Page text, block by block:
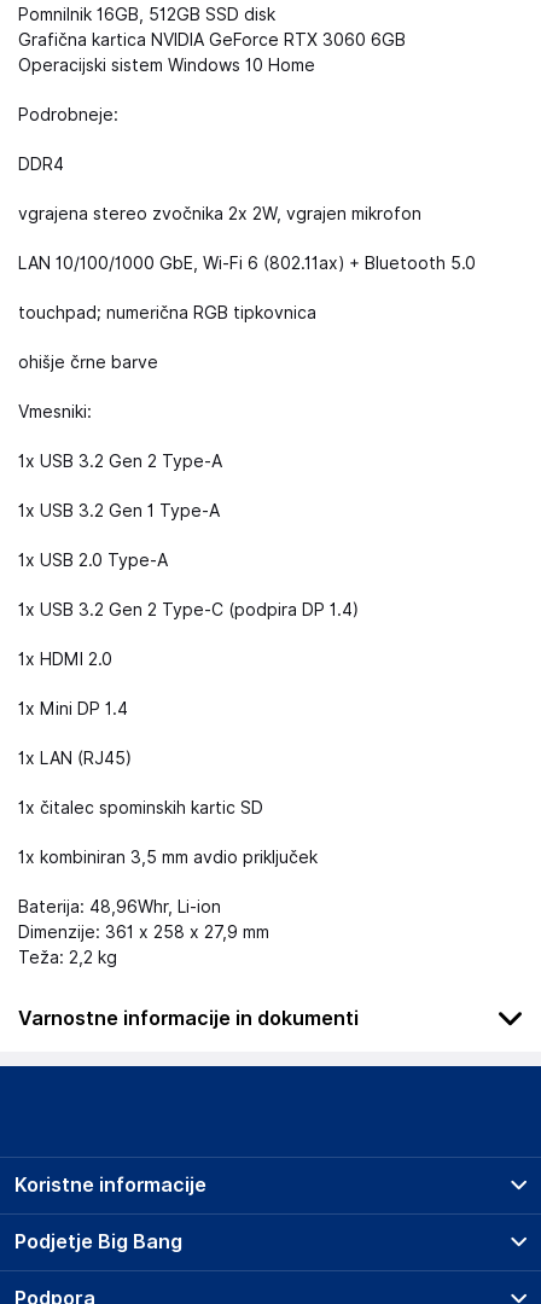
Pomnilnik 16GB, 512GB SSD disk
Grafična kartica NVIDIA GeForce RTX 3060 6GB
Operacijski sistem Windows 10 Home
Podrobneje:
DDR4
vgrajena stereo zvočnika 2x 2W, vgrajen mikrofon
LAN 10/100/1000 GbE, Wi-Fi 6 (802.11ax) + Bluetooth 5.0
touchpad; numerična RGB tipkovnica
ohišje črne barve
Vmesniki:
1x USB 3.2 Gen 2 Type-A
1x USB 3.2 Gen 1 Type-A
1x USB 2.0 Type-A
1x USB 3.2 Gen 2 Type-C (podpira DP 1.4)
1x HDMI 2.0
1x Mini DP 1.4
1x LAN (RJ45)
1x čitalec spominskih kartic SD
1x kombiniran 3,5 mm avdio priključek
Baterija: 48,96Whr, Li-ion
Dimenzije: 361 x 258 x 27,9 mm
Teža: 2,2 kg
Varnostne informacije in dokumenti
Podatki o proizvajalcu
GIGA-BYTE TECHNOLOGY CO., LTD.
Taiwan
Podjetje Big Bang
O podjetju
Koristne informacije
Prodajna mesta
Storitve
Podpora